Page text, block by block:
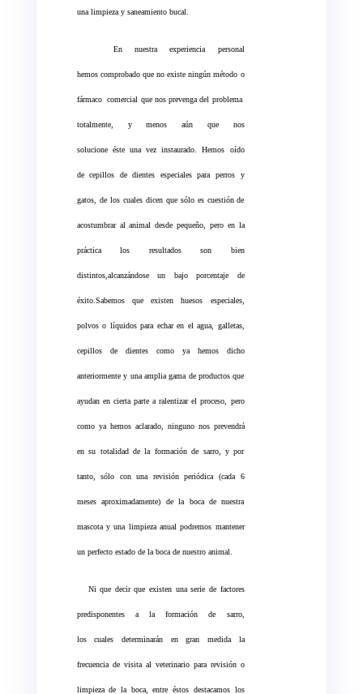
una limpieza y saneamiento bucal.
En nuestra experiencia personal
hemos comprobado que no existe ningún método o
fármaco comercial que nos prevenga del problema
totalmente, y menos aún que nos
solucione éste una vez instaurado. Hemos oído
de cepillos de dientes especiales para perros y
gatos, de los cuales dicen que sólo es cuestión de
acostumbrar al animal desde pequeño, pero en la
práctica los resultados son bien
distintos,alcanzándose un bajo porcentaje de
éxito.Sabemos que existen huesos especiales,
polvos o líquidos para echar en el agua, galletas,
cepillos de dientes como ya hemos dicho
anteriormente y una amplia gama de productos que
ayudan en cierta parte a ralentizar el proceso, pero
como ya hemos aclarado, ninguno nos prevendrá
en su totalidad de la formación de sarro, y por
tanto, sólo con una revisión periódica (cada 6
meses aproximadamente) de la boca de nuestra
mascota y una limpieza anual podremos mantener
un perfecto estado de la boca de nuestro animal.
Ni que decir que existen una serie de factores
predisponentes a la formación de sarro,
los cuales determinarán en gran medida la
frecuencia de visita al veterinario para revisión o
limpieza de la boca, entre éstos destacamos los